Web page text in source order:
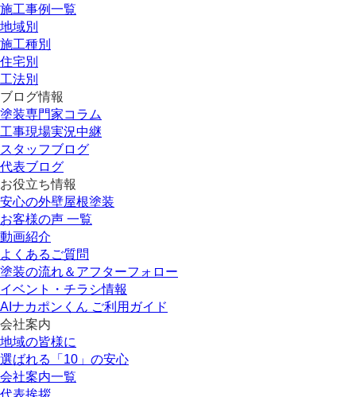
施工事例一覧
地域別
施工種別
住宅別
工法別
ブログ情報
塗装専門家コラム
工事現場実況中継
スタッフブログ
代表ブログ
お役立ち情報
安心の外壁屋根塗装
お客様の声 一覧
動画紹介
よくあるご質問
塗装の流れ＆アフターフォロー
イベント・チラシ情報
AIナカポンくん ご利用ガイド
会社案内
地域の皆様に
選ばれる「10」の安心
会社案内一覧